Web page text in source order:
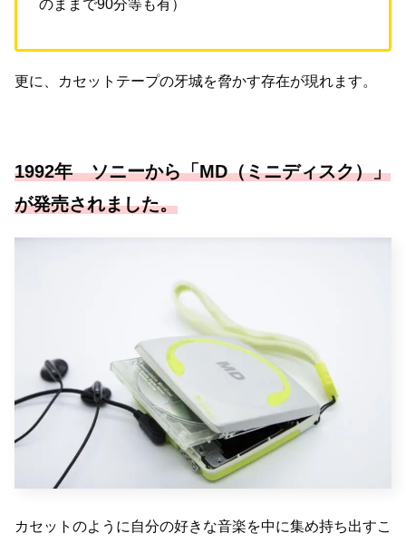
のままで90分等も有）
更に、カセットテープの牙城を脅かす存在が現れます。
1992年 ソニーから「MD（ミニディスク）」
が発売されました。
カセットのように自分の好きな音楽を中に集め持ち出すこ